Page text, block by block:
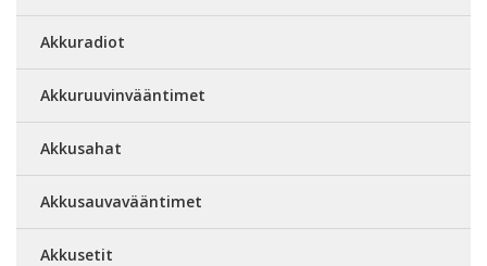
Akkuradiot
Akkuruuvinvääntimet
Akkusahat
Akkusauvavääntimet
Akkusetit